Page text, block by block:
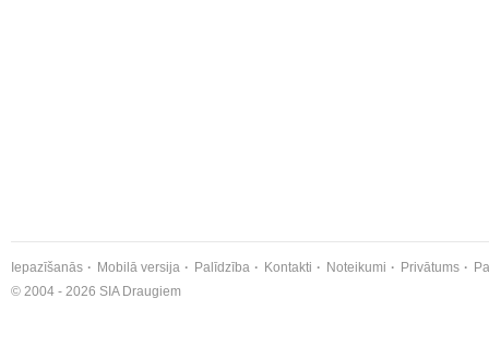
Iepazīšanās Mobilā versija Palīdzība Kontakti Noteikumi Privātums
© 2004 - 2026 SIA Draugiem